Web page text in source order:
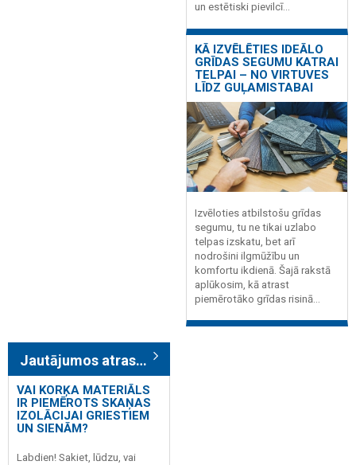
un estētiski pievilcī...
KĀ IZVĒLĒTIES IDEĀLO
GRĪDAS SEGUMU KATRAI
TELPAI – NO VIRTUVES
LĪDZ GUĻAMISTABAI
Izvēloties atbilstošu grīdas
segumu, tu ne tikai uzlabo
telpas izskatu, bet arī
nodrošini ilgmūžību un
komfortu ikdienā. Šajā rakstā
aplūkosim, kā atrast
piemērotāko grīdas risinā...
Jautājumos atrasts: 21
VAI KORĶA MATERIĀLS
IR PIEMĒROTS SKAŅAS
IZOLĀCIJAI GRIESTIEM
UN SIENĀM?
Labdien! Sakiet, lūdzu, vai